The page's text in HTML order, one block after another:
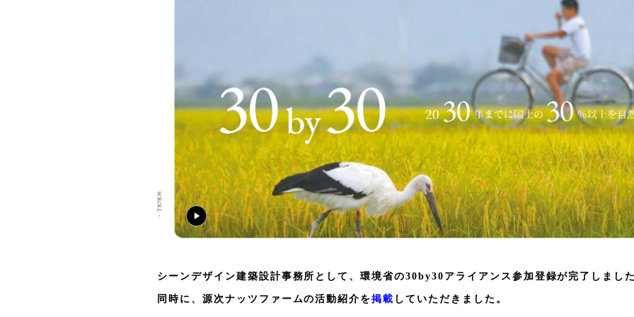
シーンデザイン建築設計事務所として、環境省の30by30アライアンス参加登録が完了しまし
同時に、源次ナッツファームの活動紹介を掲載 していただきました。